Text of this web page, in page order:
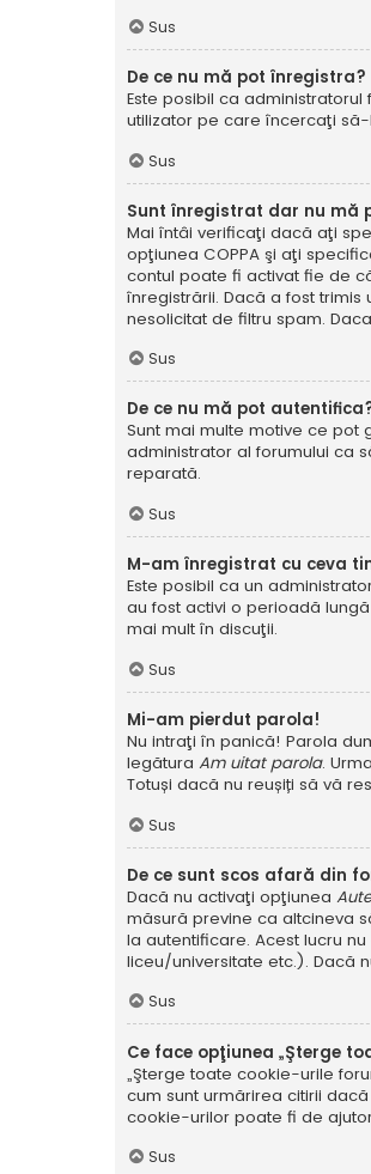
Sus
De ce nu mă pot înregistra?
Este posibil ca
utilizator pe care încercaţi
Sus
Sunt înregistrat dar nu mă
Mai întâi verificaţi dacă aţi
opţiunea COPPA şi aţi
contul poate fi activat fie de
înregistrării. Dacă a fost
nesolicitat de filtru spam.
Sus
De ce nu mă pot
Sunt mai multe motive ce pot
administrator al forumului ca
reparată.
Sus
M-am înregistrat cu ceva
Este posibil ca un
au fost activi o perioadă
mai mult în discuţii.
Sus
Mi-am pierdut parola!
Nu intraţi în panică! Parola
legătura Am uitat parola.
Totuși dacă nu reușiți să vă
Sus
De ce sunt scos afară din
Dacă nu activaţi opţiunea
măsură previne ca altcineva
la autentificare. Acest lucru
liceu/universitate etc.). Dacă
Sus
Ce face opţiunea „Şterge
„Şterge toate cookie-urile
cum sunt urmărirea citirii
cookie-urilor poate fi de
Sus